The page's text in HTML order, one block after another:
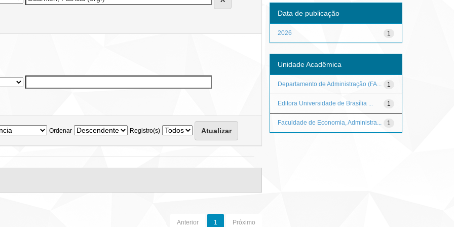
Ordenar Registro(s)
Anterior 1 Próximo
Data de publicação
1
2026
Unidade Acadêmica
1
Departamento de Administração (FA...
1
Editora Universidade de Brasília ...
1
Faculdade de Economia, Administra...